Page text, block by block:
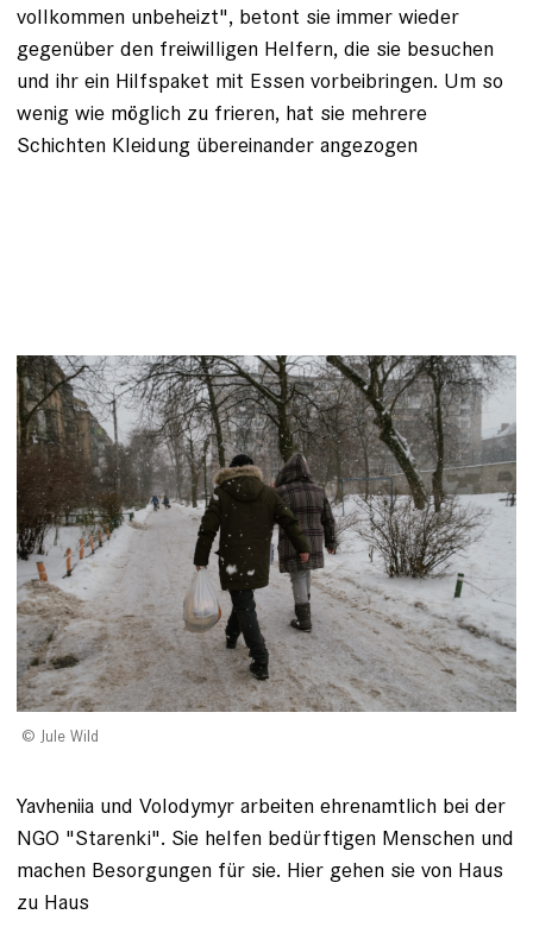
vollkommen unbeheizt", betont sie immer wieder
gegenüber den freiwilligen Helfern, die sie besuchen
und ihr ein Hilfspaket mit Essen vorbeibringen. Um so
wenig wie möglich zu frieren, hat sie mehrere
Schichten Kleidung übereinander angezogen
Jule Wild
Yavheniia und Volodymyr arbeiten ehrenamtlich bei der
NGO "Starenki". Sie helfen bedürftigen Menschen und
machen Besorgungen für sie. Hier gehen sie von Haus
zu Haus